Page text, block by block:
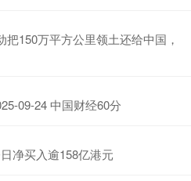
150万平方公里领土还给中国，
09-24 中国财经60分
净买入逾158亿港元